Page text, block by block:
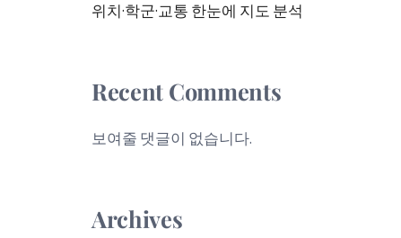
위치·학군·교통 한눈에 지도 분석
Recent Comments
보여줄 댓글이 없습니다.
Archives